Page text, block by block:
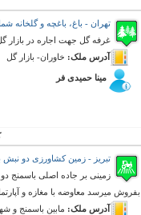
تهران - باغ، باغچه و گلخانه شمالی به متراژ 12
غرفه گل جهت اجاره در بازار
آدرس ملک: خاوران- بازار گل
مینا حمیدی فر
تبریز - زمین کشاورزی دو نبش به متراژ 350 متر
بفروش میرسد معاوضه با مغازه و آپارتمان قطعه 350 متر در بر
آدرس ملک: مابین باسمنج و